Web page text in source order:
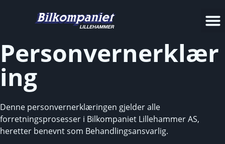
Personvernerklær
ing
Denne personvernerklæringen gjelder alle
forretningsprosesser i Bilkompaniet Lillehammer AS,
heretter benevnt som Behandlingsansvarlig.